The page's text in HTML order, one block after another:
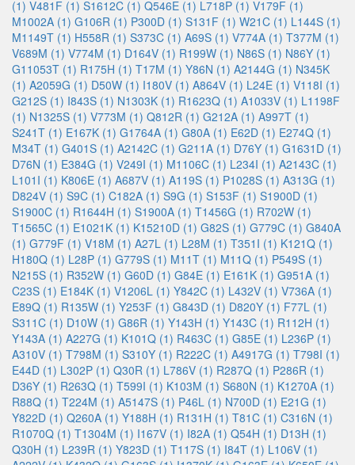
(1) V481F (1) S1612C (1) Q546E (1) L718P (1) V179F (1)
M1002A (1) G106R (1) P300D (1) S131F (1) W21C (1) L144S (1)
M1149T (1) H558R (1) S373C (1) A69S (1) V774A (1) T377M (1)
V689M (1) V774M (1) D164V (1) R199W (1) N86S (1) N86Y (1)
G11053T (1) R175H (1) T17M (1) Y86N (1) A2144G (1) N345K
(1) A2059G (1) D50W (1) I180V (1) A864V (1) L24E (1) V118I (1)
G212S (1) I843S (1) N1303K (1) R1623Q (1) A1033V (1) L1198F
(1) N1325S (1) V773M (1) Q812R (1) G212A (1) A997T (1)
S241T (1) E167K (1) G1764A (1) G80A (1) E62D (1) E274Q (1)
M34T (1) G401S (1) A2142C (1) G211A (1) D76Y (1) G1631D (1)
D76N (1) E384G (1) V249I (1) M1106C (1) L234I (1) A2143C (1)
L101I (1) K806E (1) A687V (1) A119S (1) P1028S (1) A313G (1)
D824V (1) S9C (1) C182A (1) S9G (1) S153F (1) S1900D (1)
S1900C (1) R1644H (1) S1900A (1) T1456G (1) R702W (1)
T1565C (1) E1021K (1) K15210D (1) G82S (1) G779C (1) G840A
(1) G779F (1) V18M (1) A27L (1) L28M (1) T351I (1) K121Q (1)
H180Q (1) L28P (1) G779S (1) M11T (1) M11Q (1) P549S (1)
N215S (1) R352W (1) G60D (1) G84E (1) E161K (1) G951A (1)
C23S (1) E184K (1) V1206L (1) Y842C (1) L432V (1) V736A (1)
E89Q (1) R135W (1) Y253F (1) G843D (1) D820Y (1) F77L (1)
S311C (1) D10W (1) G86R (1) Y143H (1) Y143C (1) R112H (1)
Y143A (1) A227G (1) K101Q (1) R463C (1) G85E (1) L236P (1)
A310V (1) T798M (1) S310Y (1) R222C (1) A4917G (1) T798I (1)
E44D (1) L302P (1) Q30R (1) L786V (1) R287Q (1) P286R (1)
D36Y (1) R263Q (1) T599I (1) K103M (1) S680N (1) K1270A (1)
R88Q (1) T224M (1) A5147S (1) P46L (1) N700D (1) E21G (1)
Y822D (1) Q260A (1) Y188H (1) R131H (1) T81C (1) C316N (1)
R1070Q (1) T1304M (1) I167V (1) I82A (1) Q54H (1) D13H (1)
Q30H (1) L239R (1) Y823D (1) T117S (1) I84T (1) L106V (1)